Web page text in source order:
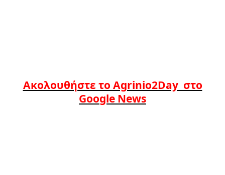
Ακολουθήστε το Agrinio2Day στο
Google News